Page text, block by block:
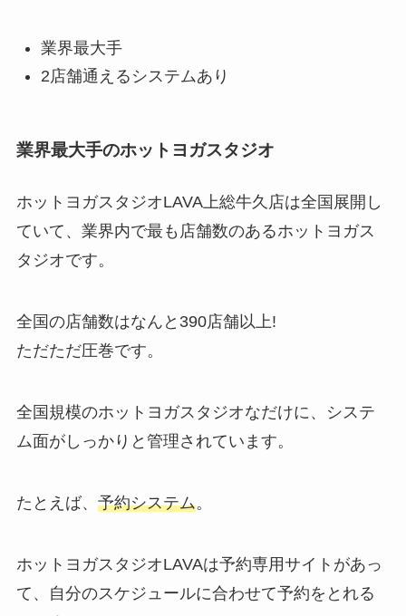
業界最大手
2店舗通えるシステムあり
業界最大手のホットヨガスタジオ
ホットヨガスタジオLAVA上総牛久店は全国展開し
ていて、業界内で最も店舗数のあるホットヨガス
タジオです。
全国の店舗数はなんと 390店舗以上!
ただただ圧巻です。
全国規模のホットヨガスタジオなだけに、システ
ム面がしっかりと管理されています。
たとえば、 予約システム。
ホットヨガスタジオLAVAは予約専用サイトがあっ
て、自分のスケジュールに合わせて予約をとれる